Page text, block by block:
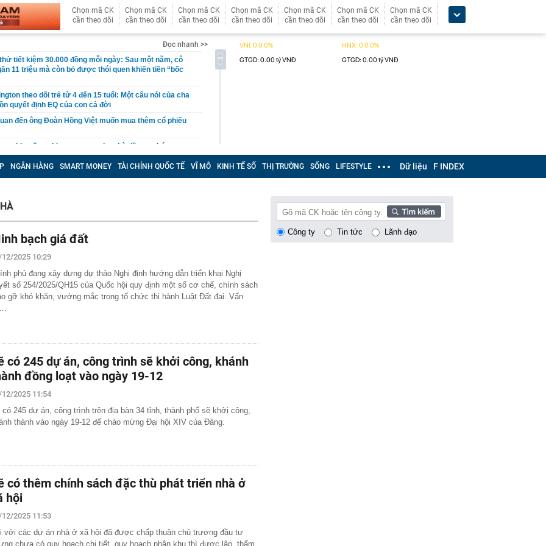
Chọn mã CK
cần theo dõi
Chọn mã CK
cần theo dõi
Chọn mã CK
cần theo dõi
Chọn mã CK
cần theo dõi
Chọn mã CK
cần theo dõi
Chọn mã CK
cần theo dõi
Chọn mã CK
cần theo dõi
Đọc nhanh >>
thử tiết kiệm 30.000 đồng mỗi ngày: Sau một năm, cô
11 triệu mà còn bỏ được thói quen khiến tiền “bốc
theo dõi trẻ từ 4 đến 15 tuổi: Một câu nói của cha
quyết định EQ của con cả đời
đến ông Đoàn Hồng Việt muốn mua thêm cổ phiếu
ra khuyến nghị quan trọng cho nhà đầu tư chứng
Việt Nam có doanh thu lớn hơn Vingroup, Petrolimex,
nhất 100%
gia tâm linh Xuân Trường
ra một tín hiệu quan trọng cho thấy VN-Index sắp bước
mét xuống đáy biển, phát hiện mỏ dầu khí trữ lượng
khơi Việt Nam
giao dịch chuyển khoản 35 triệu đồng tới tài khoản
1984, thanh niên SN 2000 được mời tới làm việc
chú ý: Từ 16/10, sân bay có thể mở vali để kiểm tra
khách không có mặt
báo hiệu phong thủy rất tốt
nhì Việt Nam và vợ hơn 4 tuổi của Bình Minh "dính
từ Việt Nam sang Mỹ
liên tục trồi lên từ nền nhà, gia chủ gọi người kiểm tra rồi
sơ tán
700 tỷ giờ bán cà phê ở phường Hoà Hưng (TP.HCM),
người phụ nữ sốt cao liên tục, phổi tổn thương hơn
cảnh báo nóng, tuyên bố hành động pháp lý
bánh xe ô tô ở khu đô thị Hà Nội
dụng Android có thể âm thầm theo dõi vị trí người
NGÂN HÀNG SMART MONEY TÀI CHÍNH QUỐC TẾ VĨ MÔ KINH TẾ SỐ THỊ TRƯỜNG SỐNG LIFESTYLE Dữ liệu F INDEX
bạch giá đất
2025 10:29
phủ đang xây dựng dự thảo Nghị định hướng dẫn triển khai Nghị
số 254/2025/QH15 của Quốc hội quy định một số cơ chế, chính sách
gỡ khó khăn, vướng mắc trong tổ chức thi hành Luật Đất đai. Vấn
có 245 dự án, công trình sẽ khởi công, khánh
đồng loạt vào ngày 19-12
2025 11:54
có 245 dự án, công trình trên địa bàn 34 tỉnh, thành phố sẽ khởi công,
thành vào ngày 19-12 để chào mừng Đại hội XIV của Đảng.
có thêm chính sách đặc thù phát triển nhà ở
hội
2025 11:53
với các dự án nhà ở xã hội đã được chấp thuận chủ trương đầu tư
chưa có quy hoạch chi tiết, quy hoạch phân khu thì được lập, thẩm
Công ty Tin tức Lãnh đạo